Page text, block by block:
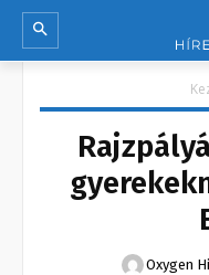
Oxygen